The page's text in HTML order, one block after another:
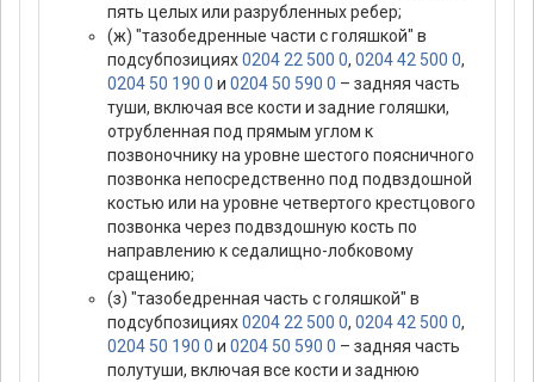
пять целых или разрубленных ребер;
(ж) "тазобедренные части с голяшкой" в
подсубпозициях0204 22 500 0, 0204 42 500 0,
0204 50 190 0 и 0204 50 590 0 – задняя часть
туши, включая все кости и задние голяшки,
отрубленная под прямым углом к
позвоночнику на уровне шестого поясничного
позвонка непосредственно под подвздошной
костью или на уровне четвертого крестцового
позвонка через подвздошную кость по
направлению к седалищно-лобковому
сращению;
(з) "тазобедренная часть с голяшкой" в
подсубпозициях0204 22 500 0, 0204 42 500 0,
0204 50 190 0 и 0204 50 590 0 – задняя часть
полутуши, включая все кости и заднюю